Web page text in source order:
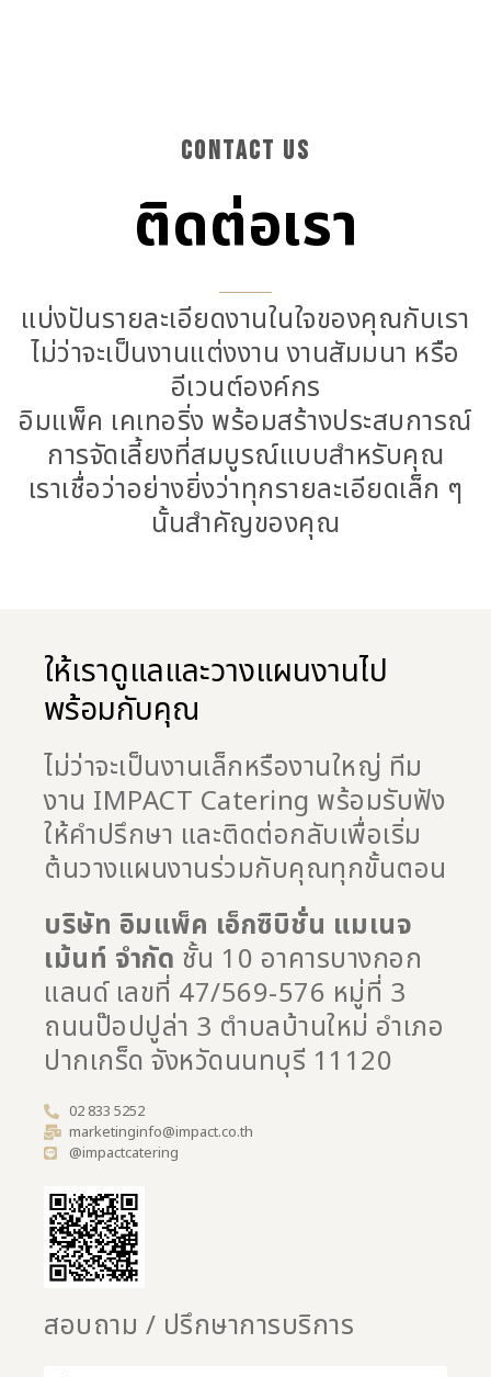
CONTACT US
ติดต่อเรา
แบ่งปันรายละเอียดงานในใจของคุณกับเรา
ไม่ว่าจะเป็นงานแต่งงาน งานสัมมนา หรือ
อีเวนต์องค์กร
อิมแพ็ค เคเทอริ่ง พร้อมสร้างประสบการณ์
การจัดเลี้ยงที่สมบูรณ์แบบสำหรับคุณ
เราเชื่อว่าอย่างยิ่งว่าทุกรายละเอียดเล็ก ๆ
นั้นสำคัญของคุณ
ให้เราดูแลและวางแผนงานไป
พร้อมกับคุณ
ไม่ว่าจะเป็นงานเล็กหรืองานใหญ่ ทีม
งาน IMPACT Catering พร้อมรับฟัง
ให้คำปรึกษา และติดต่อกลับเพื่อเริ่ม
ต้นวางแผนงานร่วมกับคุณทุกขั้นตอน
บริษัท อิมแพ็ค เอ็กซิบิชั่น แมเนจ
เม้นท์ จำกัด ชั้น 10 อาคารบางกอก
แลนด์ เลขที่ 47/569-576 หมู่ที่ 3
ถนนป๊อปปูล่า 3 ตำบลบ้านใหม่ อำเภอ
ปากเกร็ด จังหวัดนนทบุรี 11120
02 833 5252
marketinginfo@impact.co.th
@impactcatering
สอบถาม / ปรึกษาการบริการ